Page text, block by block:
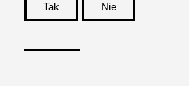
Tak
Nie